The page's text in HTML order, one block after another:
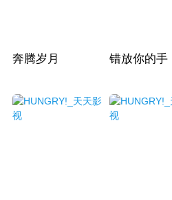
奔腾岁月 错放你的手